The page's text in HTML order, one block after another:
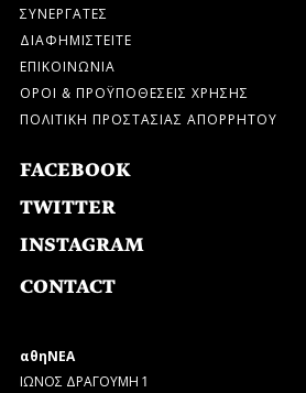
ΣΥΝΕΡΓΑΤΕΣ
ΔΙΑΦΗΜΙΣΤΕΙΤΕ
ΕΠΙΚΟΙΝΩΝΙΑ
ΟΡΟΙ & ΠΡΟΫΠΟΘΕΣΕΙΣ ΧΡΗΣΗΣ
ΠΟΛΙΤΙΚΗ ΠΡΟΣΤΑΣΙΑΣ ΑΠΟΡΡΗΤΟΥ
FACEBOOK
TWITTER
INSTAGRAM
CONTACT
αθηΝΕΑ
ΙΩΝΟΣ ΔΡΑΓΟΥΜΗ 1